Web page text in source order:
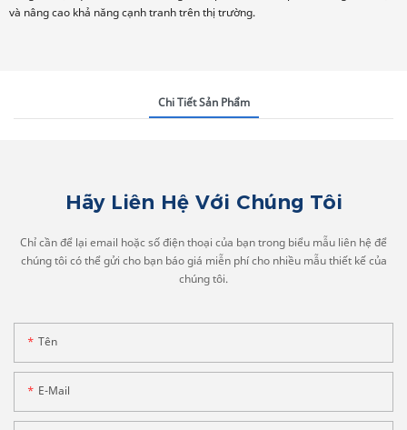
và nâng cao khả năng cạnh tranh trên thị trường.
Chi Tiết Sản Phẩm
Hãy Liên Hệ Với Chúng Tôi
Chỉ cần để lại email hoặc số điện thoại của bạn trong biểu mẫu liên hệ để
chúng tôi có thể gửi cho bạn báo giá miễn phí cho nhiều mẫu thiết kế của
chúng tôi.
Tên
E-Mail